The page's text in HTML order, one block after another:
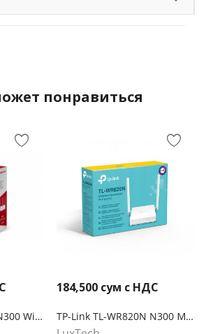
понравиться
Mercusys MW305R N300 Wi-Fi роутер
184,500 сум с НДС
TP-Link TL-WR820N N300 Многорежимный Wi‑Fi роутер